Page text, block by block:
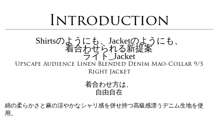
Introduction
Shirtsのようにも、Jacketのようにも、
着合わせられる新提案
ライト_Jacket
Upscape Audience Linen Blended Denim Mao-Collar 9/S
Right Jacket
着合わせ方は、
自由自在
綿の柔らかさと麻の涼やかなシャリ感を併せ持つ高級感漂うデニム生地を使
用。